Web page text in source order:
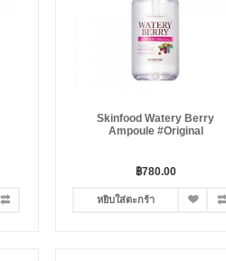
Skinfood Watery Berry
Ampoule #Original
฿780.00
หยิบใส่ตะกร้า